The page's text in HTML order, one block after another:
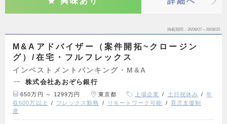
掲載期間 26/08/07～26/08/20
M&Aアドバイザー（案件開拓~クロージン
グ）/在宅・フルフレックス
インベストメントバンキング・M&A
株式会社あおぞら銀行
650万円 ～ 1299万円 東京都 上場企業 土日祝休み
年
収600万以上
フレックス勤務 リモートワーク可能
育児支援制
度